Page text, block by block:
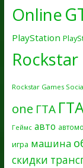
Online
PlayStation
Rockstar Games
one ГТА
Геймс авто
игра машина
скидки